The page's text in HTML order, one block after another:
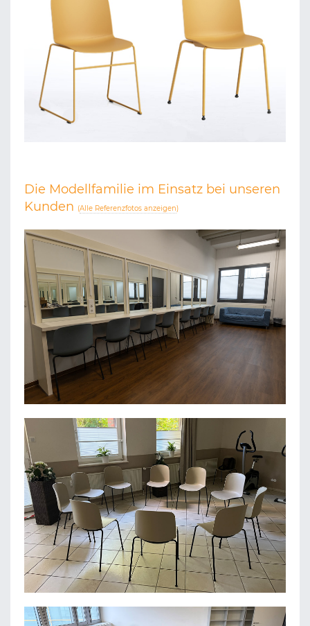
Die Modellfamilie im Einsatz bei unseren
Kunden (Alle Referenzfotos anzeigen)
METRONOM THEATER OBERHAUSEN
SENIORENRESIDENZ EICHTALPARK